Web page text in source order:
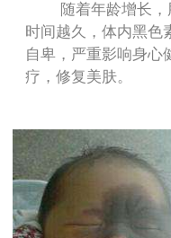
[冰爽夏日大
祛疤援助30%
[冰爽夏日大
随着年龄增长，胎
时间越久，体内黑色
自卑，严重影响身心
疗，修复美肤。